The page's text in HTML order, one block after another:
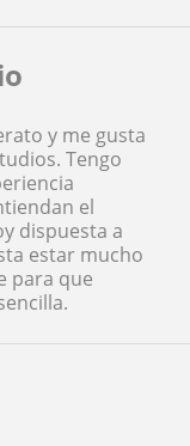
y me gusta
Tengo
el
dispuesta a
estar mucho
para que